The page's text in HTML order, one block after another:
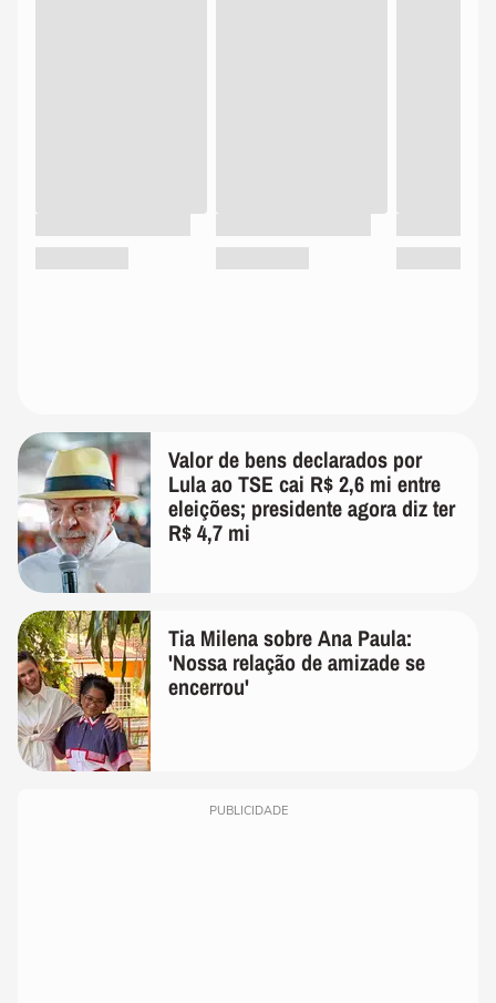
Valor de bens declarados por
Lula ao TSE cai R$ 2,6 mi entre
eleições; presidente agora diz ter
R$ 4,7 mi
Tia Milena sobre Ana Paula:
'Nossa relação de amizade se
encerrou'
PUBLICIDADE